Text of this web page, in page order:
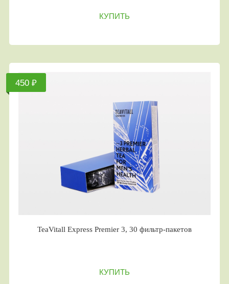
КУПИТЬ
450 ₽
TeaVitall Express Premier 3, 30 фильтр-пакетов
КУПИТЬ